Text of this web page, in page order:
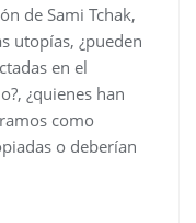
de Sami Tchak,
utopías, ¿pueden
en el
¿quienes han
como
o deberían